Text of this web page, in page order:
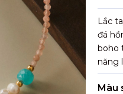
Lắc
đá
boho
năng
Màu